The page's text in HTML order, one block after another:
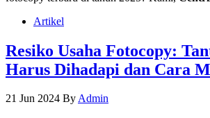
Artikel
Resiko Usaha Fotocopy:
Harus Dihadapi dan Cara
21 Jun 2024 ByAdmin